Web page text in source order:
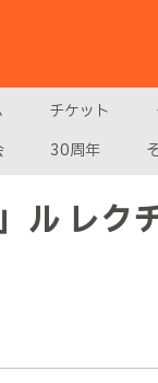
チケット
30周年
ル レク